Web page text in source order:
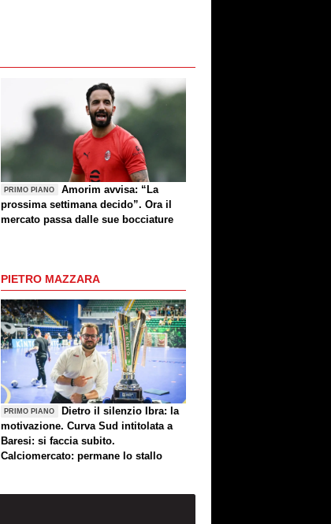
PRIMO PIANO
Amorim avvisa: “La
prossima settimana decido”. Ora il
mercato passa dalle sue bocciature
PIETRO MAZZARA
PRIMO PIANO
Dietro il silenzio Ibra: la
motivazione. Curva Sud intitolata a
Baresi: si faccia subito.
Calciomercato: permane lo stallo